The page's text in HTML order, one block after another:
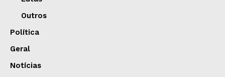
Outros
Política
Geral
Notícias